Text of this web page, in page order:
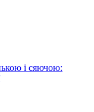
і сяючою: